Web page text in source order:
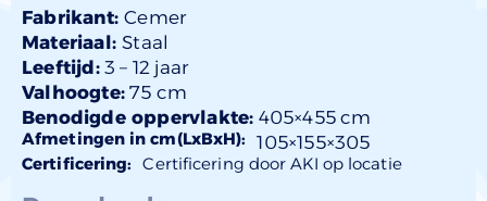
Fabrikant:Cemer
Materiaal:Staal
Leeftijd:3 – 12 jaar
Valhoogte: 75 cm
Benodigde oppervlakte: 405×455 cm
Afmetingen in cm(LxBxH): 105×155×305
Certificering: Certificering door AKI op locatie